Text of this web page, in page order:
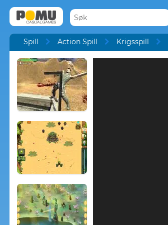
Spill Action Spill Krigsspill